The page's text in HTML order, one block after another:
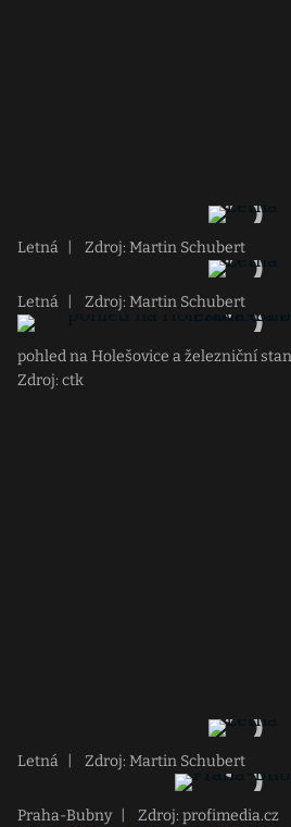
Letná Zdroj: Martin Schubert
Letná Zdroj: Martin Schubert
pohled na Holešovice a železniční
Zdroj: ctk
Letná Zdroj: Martin Schubert
Praha-Bubny Zdroj: profimedia.cz